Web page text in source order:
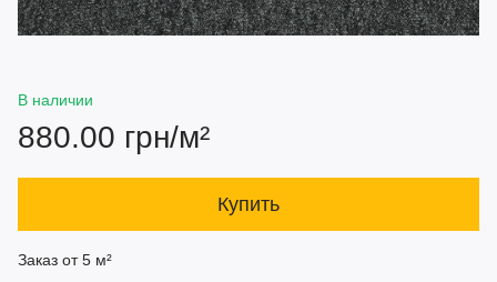
В наличии
880.00 грн/м²
Купить
Заказ от 5 м²